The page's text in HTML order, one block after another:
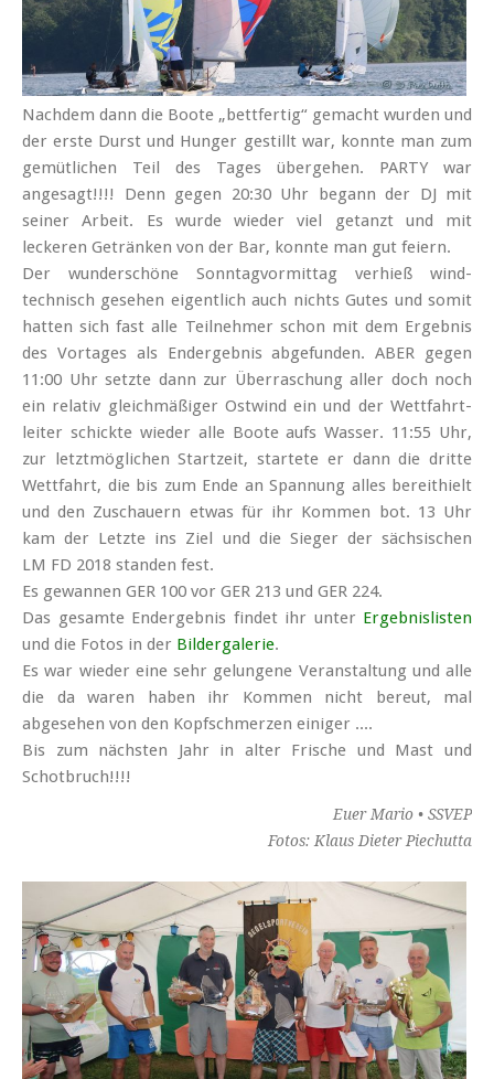
Nachdem dann die Boote „bettfertig“ gemacht wurden und
der erste Durst und Hunger gestillt war, konnte man zum
gemütlichen Teil des Tages übergehen. PARTY war
angesagt!!!! Denn gegen 20:30 Uhr begann der DJ mit
seiner Arbeit. Es wurde wieder viel getanzt und mit
leckeren Getränken von der Bar, konnte man gut feiern.
Der wunder­schöne Sonntag­vormittag verhieß wind­
technisch gesehen eigentlich auch nichts Gutes und somit
hatten sich fast alle Teilnehmer schon mit dem Ergebnis
des Vortages als Ender­gebnis abgefunden. ABER gegen
11:00 Uhr setzte dann zur Überraschung aller doch noch
ein relativ gleich­mäßiger Ostwind ein und der Wett­fahrt­
leiter schickte wieder alle Boote aufs Wasser. 11:55 Uhr,
zur letzt­möglichen Start­zeit, startete er dann die dritte
Wett­fahrt, die bis zum Ende an Spannung alles bereit­hielt
und den Zuschauern etwas für ihr Kommen bot. 13 Uhr
kam der Letzte ins Ziel und die Sieger der sächsischen
LM FD 2018 standen fest.
Es gewannen GER 100 vor GER 213 und GER 224.
Das gesamte Endergebnis findet ihr unter Ergebnis­listen
und die Fotos in der Bildergalerie.
Es war wieder eine sehr gelungene Veranstaltung und alle
die da waren haben ihr Kommen nicht bereut, mal
abgesehen von den Kopf­schmerzen einiger ....
Bis zum nächsten Jahr in alter Frische und Mast und
Schotbruch!!!!
Euer Mario • SSVEP
Fotos: Klaus Dieter Piechutta